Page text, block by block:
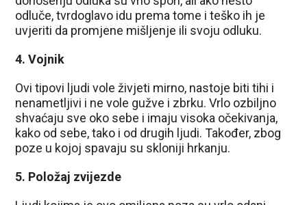
odluče, tvrdoglavo idu prema tome i teško ih je
uvjeriti da promjene mišljenje ili svoju odluku.
4. Vojnik
Ovi tipovi ljudi vole živjeti mirno, nastoje biti tihi i
nenametljivi i ne vole gužve i zbrku. Vrlo ozbiljno
shvaćaju sve oko sebe i imaju visoka očekivanja,
kako od sebe, tako i od drugih ljudi. Također, zbog
poze u kojoj spavaju su skloniji hrkanju.
5. Položaj zvijezde